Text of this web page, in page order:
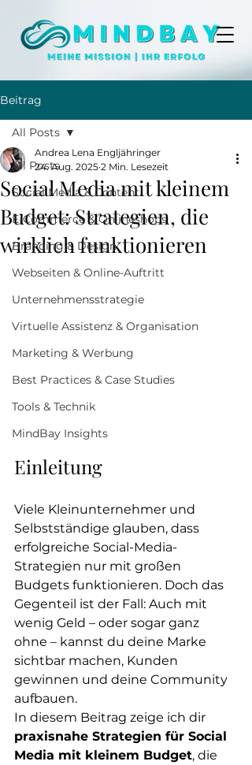
Beitrag
All Posts
Social Media & Content
E-Commerce & Onlineshops
Branding & Design
Webseiten & Online-Auftritt
Unternehmensstrategie
Virtuelle Assistenz & Organisation
Marketing & Werbung
Best Practices & Case Studies
Tools & Technik
MindBay Insights
All Posts
Social Media mit kleinem
Budget: Strategien, die
wirklich funktionieren
Andrea Lena Engljähringer
24. Aug. 2025 2 Min. Lesezeit
Einleitung
Viele Kleinunternehmer und
Selbstständige glauben, dass
erfolgreiche Social-Media-
Strategien nur mit großen
Budgets funktionieren. Doch das
Gegenteil ist der Fall: Auch mit
wenig Geld – oder sogar ganz
ohne – kannst du deine Marke
sichtbar machen, Kunden
gewinnen und deine Community
aufbauen.
In diesem Beitrag zeige ich dir
praxisnahe Strategien für Social
Media mit kleinem Budget, die